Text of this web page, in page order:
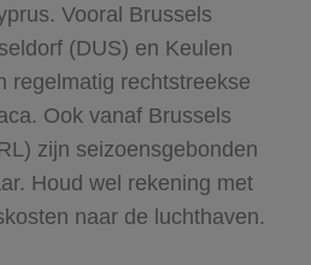
Vooral Brussels
(DUS) en Keulen
regelmatig rechtstreekse
Ook vanaf Brussels
zijn seizoensgebonden
Houd wel rekening met
naar de luchthaven.